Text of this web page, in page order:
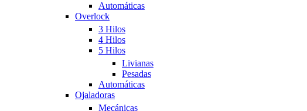
Automáticas
Overlock
3 Hilos
4 Hilos
5 Hilos
Livianas
Pesadas
Automáticas
Ojaladoras
Mecánicas